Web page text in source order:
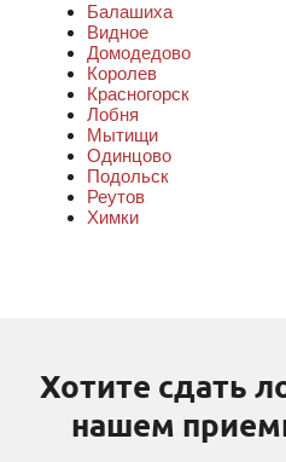
Балашиха
Видное
Домодедово
Королев
Красногорск
Лобня
Мытищи
Одинцово
Подольск
Реутов
Химки
Хотите сдать
нашем